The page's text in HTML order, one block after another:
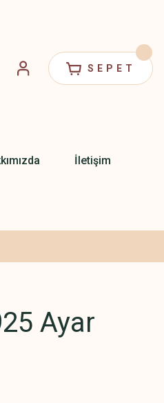
SEPET
İletişim
Ayar